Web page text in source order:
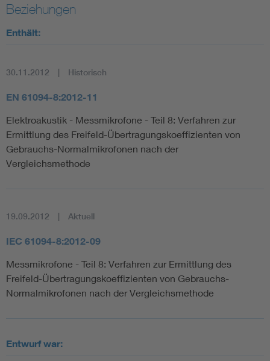
Elektrofachkraft (EFK)
Beziehungen
Enthält:
30.11.2012 Historisch
EN 61094-8:2012-11
Elektroakustik - Messmikrofone - Teil 8: Verfahren zur
Ermittlung des Freifeld-Übertragungskoeffizienten von
Gebrauchs-Normalmikrofonen nach der
Vergleichsmethode
19.09.2012 Aktuell
IEC 61094-8:2012-09
Messmikrofone - Teil 8: Verfahren zur Ermittlung des
Freifeld-Übertragungskoeffizienten von Gebrauchs-
Normalmikrofonen nach der Vergleichsmethode
Entwurf war: